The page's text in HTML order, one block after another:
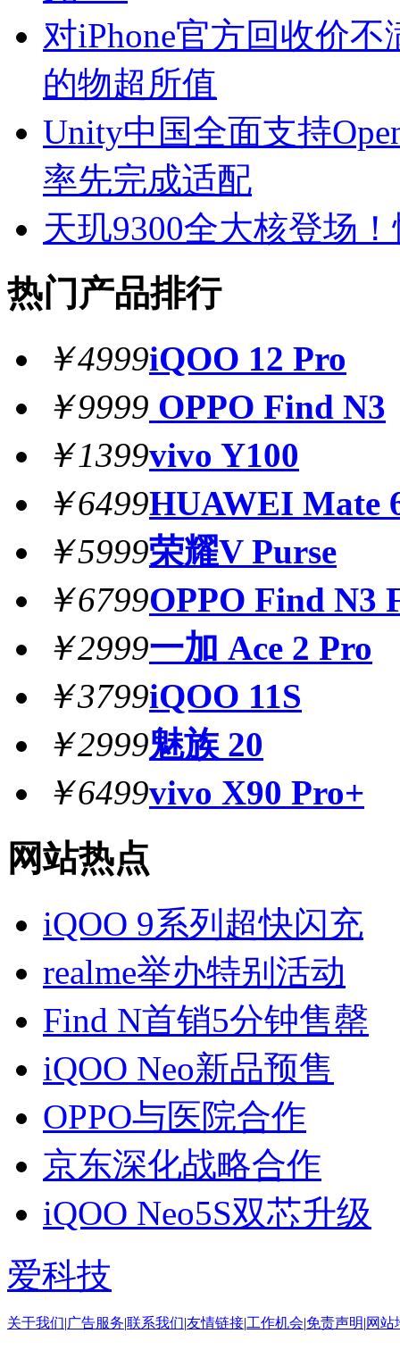
对iPhone官方回收价
的物超所值
Unity中国全面支持
率先完成适配
天玑9300全大核登场
热门产品排行
￥4999iQOO 12 Pro
￥9999 OPPO Find N3
￥1399vivo Y100
￥6499HUAWEI Mate
￥5999荣耀V Purse
￥6799OPPO Find N3
￥2999一加 Ace 2 Pro
￥3799iQOO 11S
￥2999魅族 20
￥6499vivo X90 Pro+
网站热点
iQOO 9系列超快闪充
realme举办特别活动
Find N首销5分钟售罄
iQOO Neo新品预售
OPPO与医院合作
京东深化战略合作
iQOO Neo5S双芯升级
爱科技
关于我们|广告服务|联系我们|友情链接|工作机会|免责声明|网站